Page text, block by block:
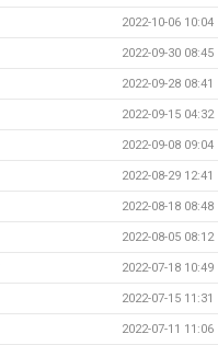
2022-10-06 10:04
2022-09-30 08:45
2022-09-28 08:41
2022-09-15 04:32
2022-09-08 09:04
2022-08-29 12:41
2022-08-18 08:48
2022-08-05 08:12
2022-07-18 10:49
2022-07-15 11:31
2022-07-11 11:06